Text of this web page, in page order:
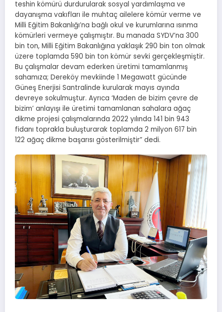
teshin kömürü durdurularak sosyal yardımlaşma ve
dayanışma vakıfları ile muhtaç ailelere kömür verme ve
Milli Eğitim Bakanlığı’na bağlı okul ve kurumlarına ısınma
kömürleri vermeye çalışmıştır. Bu manada SYDV’na 300
bin ton, Milli Eğitim Bakanlığına yaklaşık 290 bin ton olmak
üzere toplamda 590 bin ton kömür sevki gerçekleşmiştir.
Bu çalışmalar devam ederken üretimi tamamlanmış
sahamıza; Dereköy mevkiinde 1 Megawatt gücünde
Güneş Enerjisi Santralinde kurularak mayıs ayında
devreye sokulmuştur. Ayrıca ‘Maden de bizim çevre de
bizim’ anlayışı ile üretimi tamamlanan sahalara ağaç
dikme projesi çalışmalarında 2022 yılında 141 bin 943
fidanı toprakla buluşturarak toplamda 2 milyon 617 bin
122 ağaç dikme başarısı gösterilmiştir” dedi.